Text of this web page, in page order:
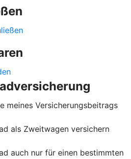
meines Versicherungsbeitrags
als Zweitwagen versichern
auch nur für einen bestimmten